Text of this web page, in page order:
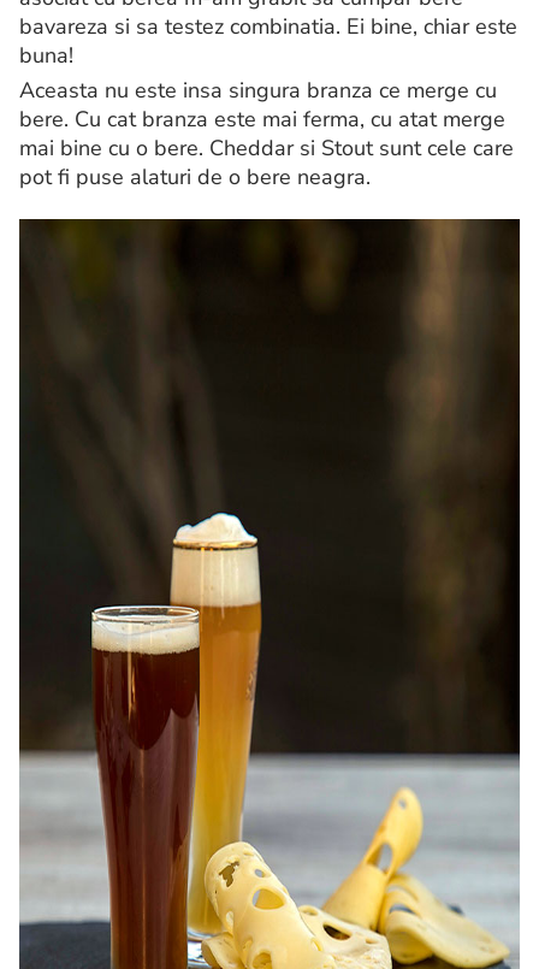
bavareza si sa testez combinatia. Ei bine, chiar este
buna!
Aceasta nu este insa singura branza ce merge cu
bere. Cu cat branza este mai ferma, cu atat merge
mai bine cu o bere. Cheddar si Stout sunt cele care
pot fi puse alaturi de o bere neagra.